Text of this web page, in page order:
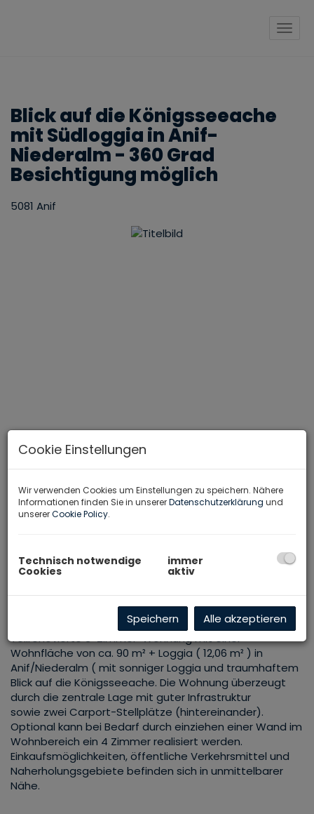
Blick auf die Königsseeache
mit Südloggia in Anif-
Niederalm - 360 Grad
Besichtigung möglich
5081 Anif
Teilrenovierte 3-Zimmer-Wohnung mit einer
Wohnfläche von ca. 90 m² + Loggia ( 12,06 m² ) in
Anif/Niederalm ( mit sonniger Loggia und traumhaftem
Blick auf die Königsseeache. Die Wohnung überzeugt
durch die zentrale Lage mit guter Infrastruktur
sowie zwei Carport-Stellplätze (hintereinander).
Optional kann bei Bedarf durch einziehen einer Wand im
Wohnbereich ein 4 Zimmer realisiert werden.
Einkaufsmöglichkeiten, öffentliche Verkehrsmittel und
Naherholungsgebiete befinden sich in unmittelbarer
Nähe.
Cookie Einstellungen
Wir verwenden Cookies um Einstellungen zu speichern. Nähere
Informationen finden Sie in unsererDatenschutzerklärung und
unsererCookie Policy.
Technisch notwendige
Cookies
immer
aktiv
Speichern Alle akzeptieren